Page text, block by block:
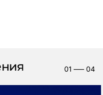
01 —– 04